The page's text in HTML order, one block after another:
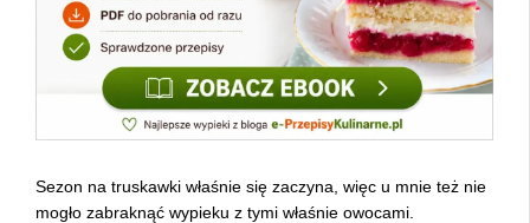
Sezon na truskawki właśnie się zaczyna, więc u mnie też nie
mogło zabraknąć wypieku z tymi właśnie owocami.